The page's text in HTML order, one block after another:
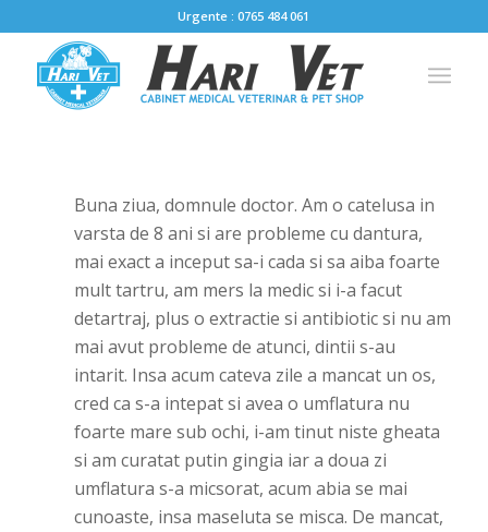
Urgente : 0765 484 061
Buna ziua, domnule doctor. Am o catelusa in
varsta de 8 ani si are probleme cu dantura,
mai exact a inceput sa-i cada si sa aiba foarte
mult tartru, am mers la medic si i-a facut
detartraj, plus o extractie si antibiotic si nu am
mai avut probleme de atunci, dintii s-au
intarit. Insa acum cateva zile a mancat un os,
cred ca s-a intepat si avea o umflatura nu
foarte mare sub ochi, i-am tinut niste gheata
si am curatat putin gingia iar a doua zi
umflatura s-a micsorat, acum abia se mai
cunoaste, insa maseluta se misca. De mancat,